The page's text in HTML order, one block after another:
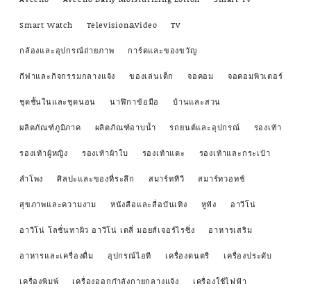
Smart Watch Television&Video TV
กล้องและอุปกรณ์ถ่ายภาพ การ์ดและของขวัญ
กีฬาและกิจกรรมกลางแจ้ง ของเล่นเด็ก จอคอม จอคอมพิวเตอร์
ชุดชั้นในและชุดนอน นาฬิกาข้อมือ บ้านและสวน
ผลิตภัณฑ์ภูมิภาค ผลิตภัณฑ์อาบน้ำ รถยนต์และอุปกรณ์ รองเท้า
รองเท้าผู้หญิง รองเท้าผ้าใบ รองเท้าแตะ รองเท้าและกระเป๋า
ลำโพง ศิลปะและของที่ระลึก สมาร์ททีวี สมาร์ทวอทช์
สุขภาพและความงาม หนังสือและสื่อบันเทิง หูฟัง อาวีโน่
อาวีโน่ โลชั่นทาผิว อาวีโน่ เดลี่ มอยส์เจอร์ไรซิ่ง อาหารเสริม
อาหารและเครื่องดื่ม อุปกรณ์ไอที เครื่องดนตรี เครื่องประดับ
เครื่องพิมพ์ เครื่องออกกำลังกายกลางแจ้ง เครื่องใช้ไฟฟ้า